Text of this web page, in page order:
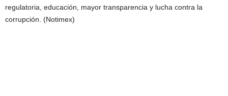
regulatoria, educación, mayor transparencia y lucha contra la
corrupción. (Notimex)